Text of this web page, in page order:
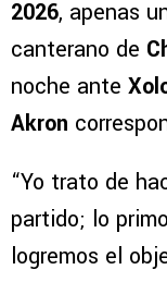
2026, apenas
canterano de
noche ante
Akron
“Yo trato de
partido; lo
logremos el